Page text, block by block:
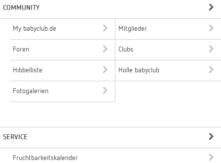
COMMUNITY
My babyclub.de Mitglieder
Foren Clubs
Hibbelliste Holle babyclub
Fotogalerien
SERVICE
Fruchtbarkeitskalender